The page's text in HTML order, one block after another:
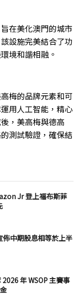
在美化澳門的城市
設施完美結合了功
境和諧相融。
梅的品牌元素和可
用人工智能，精心
，美高梅與德高
測試驗證，確保結
Jr 登上福布斯菲
中期股息相等於上半
年 WSOP 主賽事